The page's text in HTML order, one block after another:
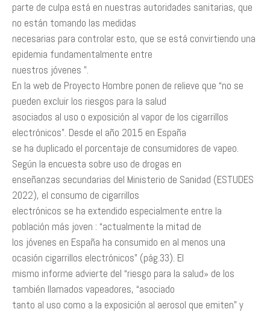
parte de culpa está en nuestras autoridades sanitarias, que
no están tomando las medidas
necesarias para controlar esto, que se está convirtiendo una
epidemia fundamentalmente entre
nuestros jóvenes ”.
En la web de Proyecto Hombre ponen de relieve que “no se
pueden excluir los riesgos para la salud
asociados al uso o exposición al vapor de los cigarrillos
electrónicos”. Desde el año 2015 en España
se ha duplicado el porcentaje de consumidores de vapeo.
Según la encuesta sobre uso de drogas en
enseñanzas secundarias del Ministerio de Sanidad (ESTUDES
2022), el consumo de cigarrillos
electrónicos se ha extendido especialmente entre la
población más joven : “actualmente la mitad de
los jóvenes en España ha consumido en al menos una
ocasión cigarrillos electrónicos” (pág.33). El
mismo informe advierte del “riesgo para la salud» de los
también llamados vapeadores, “asociado
tanto al uso como a la exposición al aerosol que emiten” y